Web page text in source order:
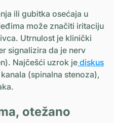
ili gubitka osećaja u
može značiti iritaciju
Utrnulost je klinički
signalizira da je nerv
Najčešći uzrok jediskus
(spinalna stenoza),
otežano